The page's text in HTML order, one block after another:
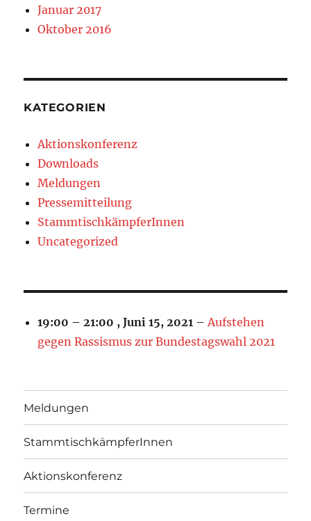
Januar 2017
Oktober 2016
KATEGORIEN
Aktionskonferenz
Downloads
Meldungen
Pressemitteilung
StammtischkämpferInnen
Uncategorized
19:00 – 21:00 ,Juni 15, 2021 –Aufstehen
gegen Rassismus zur Bundestagswahl 2021
Meldungen
StammtischkämpferInnen
Aktionskonferenz
Termine